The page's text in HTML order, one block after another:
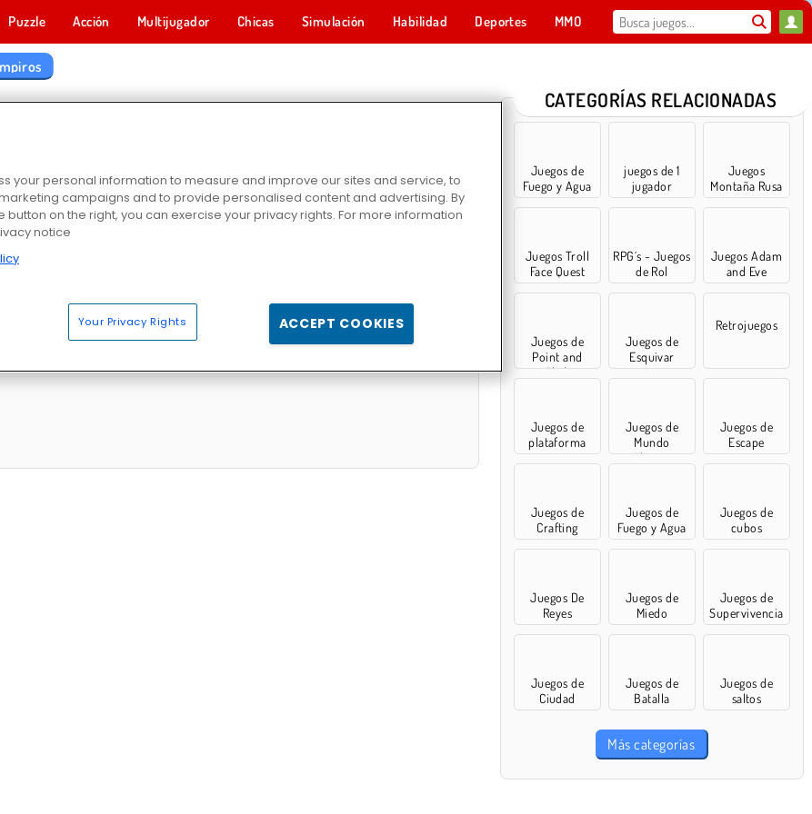
Puzzle Acción Multijugador Chicas Simulación Habilidad Deportes MMO
3
CATEGORÍAS RELACIONADAS
Juegos de
Fuego y Agua
juegos de 1
jugador
Juegos
Montaña Rusa
Juegos Troll
Face Quest
RPG´s - Juegos
de Rol
Juegos Adam
and Eve
Juegos de
Point and
Click
Juegos de
Esquivar
Retrojuegos
Juegos de
plataforma
Juegos de
Mundo
Abierto
Juegos de
Escape
Juegos de
Crafting
Juegos de
Fuego y Agua
Juegos de
cubos
Juegos De
Reyes
Juegos de
Miedo
Juegos de
Supervivencia
Juegos de
Ciudad
Juegos de
Batalla
Juegos de
saltos
Más categorías
your personal information to measure and improve our sites and service, to
campaigns and to provide personalised content and advertising. By
button on the right, you can exercise your privacy rights. For more information
notice
Your Privacy Rights ACCEPT COOKIES